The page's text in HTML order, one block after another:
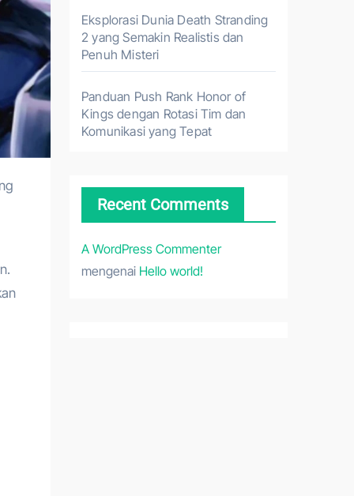
Eksplorasi Dunia Death Stranding
2 yang Semakin Realistis dan
Penuh Misteri
Panduan Push Rank Honor of
Kings dengan Rotasi Tim dan
Komunikasi yang Tepat
Recent Comments
A WordPress Commenter
mengenai Hello world!